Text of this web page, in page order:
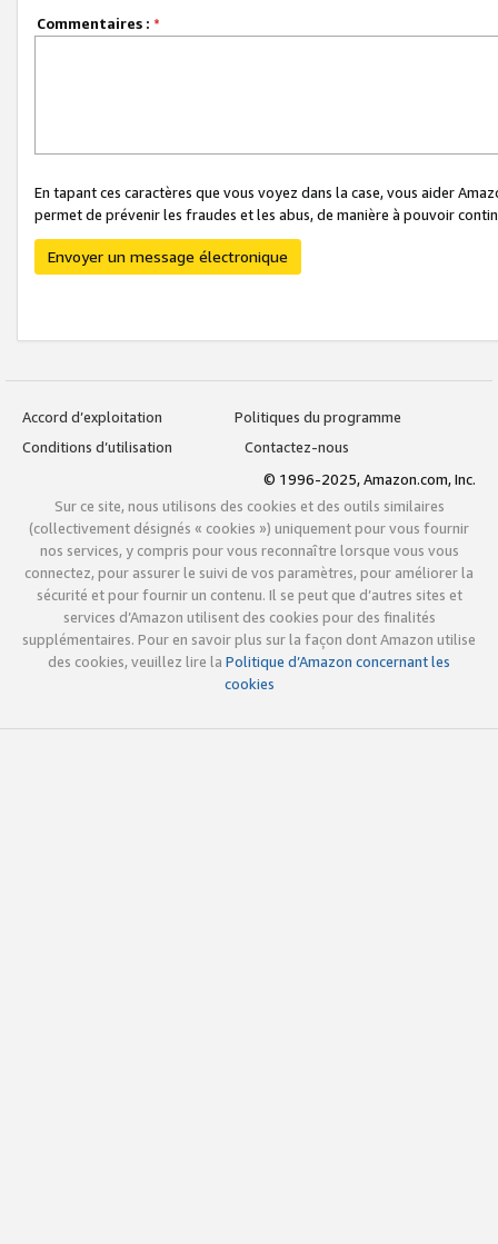
Commentaires : *
En tapant ces caractères que vous voyez dans la case, vous aider
permet de prévenir les fraudes et les abus, de manière à pouvoir
Envoyer un message électronique
Accord d’exploitation
Politiques du programme
Conditions d’utilisation
Contactez-nous
© 1996-2025, Amazon.com, Inc.
Sur ce site, nous utilisons des cookies et des outils similaires
(collectivement désignés « cookies ») uniquement pour vous fournir
nos services, y compris pour vous reconnaître lorsque vous vous
connectez, pour assurer le suivi de vos paramètres, pour améliorer la
sécurité et pour fournir un contenu. Il se peut que d’autres sites et
services d’Amazon utilisent des cookies pour des finalités
supplémentaires. Pour en savoir plus sur la façon dont Amazon utilise
des cookies, veuillez lire la Politique d’Amazon concernant les
cookies